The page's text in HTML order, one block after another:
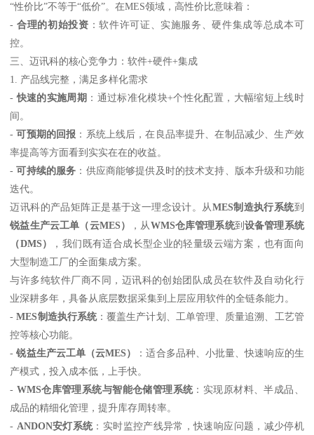
“性价比”不等于“低价”。在MES领域，高性价比意味着：
- 合理的初始投资 ：软件许可证、实施服务、硬件集成等总成本可
控。
三、迈讯科的核心竞争力：软件+硬件+集成
1. 产品线完整，满足多样化需求
-快速的实施周期 ：通过标准化模块+个性化配置，大幅缩短上线时
间。
-可预期的回报 ：系统上线后，在良品率提升、在制品减少、生产效
率提高等方面看到实实在在的收益。
-可持续的服务 ：供应商能够提供及时的技术支持、版本升级和功能
迭代。
迈讯科的产品矩阵正是基于这一理念设计。从MES制造执行系统到
锐益生产云工单（云MES）
，从WMS仓库管理系统到 设备管理系统
（DMS）
，我们既有适合成长型企业的轻量级云端方案，也有面向
大型制造工厂的全面集成方案。
与许多纯软件厂商不同，迈讯科的创始团队成员在软件及自动化行
业深耕多年，具备从底层数据采集到上层应用软件的全链条能力。
-MES制造执行系统：覆盖生产计划、工单管理、质量追溯、工艺管
控等核心功能。
-锐益生产云工单（云MES）
：适合多品种、小批量、快速响应的生
产模式，投入成本低，上手快。
- WMS仓库管理系统与智能仓储管理系统：实现原材料、半成品、
成品的精细化管理，提升库存周转率。
- ANDON安灯系统：实时监控产线异常，快速响应问题，减少停机